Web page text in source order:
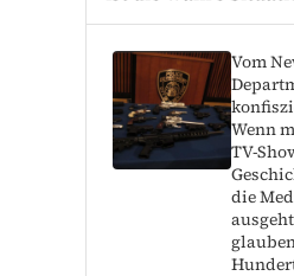
Vom
Wenn
TV-
die